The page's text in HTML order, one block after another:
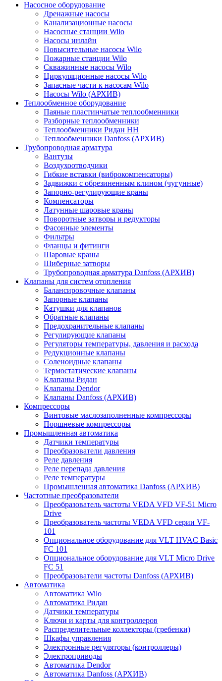
Насосное оборудование
Дренажные насосы
Канализационные насосы
Насосные станции Wilo
Насосы инлайн
Повысительные насосы Wilo
Пожарные станции Wilo
Скважинные насосы Wilo
Циркуляционные насосы Wilo
Запасные части к насосам Wilo
Насосы Wilo (АРХИВ)
Теплообменное оборудование
Паяные пластинчатые теплообменники
Разборные теплообменники
Теплообменники Ридан НН
Теплообменники Danfoss (АРХИВ)
Трубопроводная арматура
Вантузы
Воздухоотводчики
Гибкие вставки (виброкомпенсаторы)
Задвижки с обрезиненным клином (чугунные)
Запорно-регулирующие краны
Компенсаторы
Латунные шаровые краны
Поворотные затворы и редукторы
Фасонные элементы
Фильтры
Фланцы и фитинги
Шаровые краны
Шиберные затворы
Трубопроводная арматура Danfoss (АРХИВ)
Клапаны для систем отопления
Балансировочные клапаны
Запорные клапаны
Катушки для клапанов
Обратные клапаны
Предохранительные клапаны
Регулирующие клапаны
Регуляторы температуры, давления и расхода
Редукционные клапаны
Соленоидные клапаны
Термостатические клапаны
Клапаны Ридан
Клапаны Dendor
Клапаны Danfoss (АРХИВ)
Компрессоры
Винтовые маслозаполненные компрессоры
Поршневые компрессоры
Промышленная автоматика
Датчики температуры
Преобразователи давления
Реле давления
Реле перепада давления
Реле температуры
Промышленная автоматика Danfoss (АРХИВ)
Частотные преобразователи
Преобразователь частоты VEDA VFD VF-51 Micro
Drive
Преобразователь частоты VEDA VFD серии VF-
101
Опциональное оборудование для VLT HVAC Basic
FC 101
Опциональное оборудование для VLT Micro Drive
FC 51
Преобразователи частоты Danfoss (АРХИВ)
Автоматика
Автоматика Wilo
Автоматика Ридан
Датчики температуры
Ключи и карты для контроллеров
Распределительные коллекторы (гребенки)
Шкафы управления
Электронные регуляторы (контроллеры)
Электроприводы
Автоматика Dendor
Автоматика Danfoss (АРХИВ)